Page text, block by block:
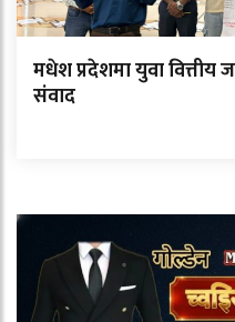
मधेश प्रदेशमा युवा वित्तीय
संवाद